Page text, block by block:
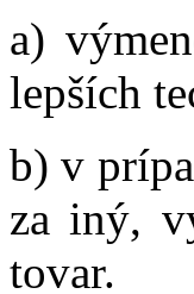
a)
lepších
b) v
za iný,
tovar.